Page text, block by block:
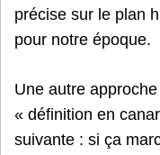
précise sur le plan
pour notre époque.
Une autre
« définition en
suivante : si ça